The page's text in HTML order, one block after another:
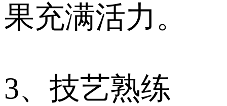
果充满活力。
3、技艺熟练